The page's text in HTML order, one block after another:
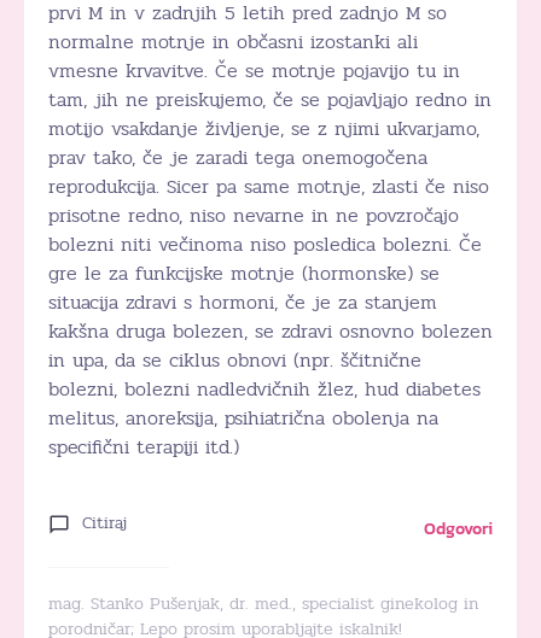
prvi M in v zadnjih 5 letih pred zadnjo M so
normalne motnje in občasni izostanki ali
vmesne krvavitve. Če se motnje pojavijo tu in
tam, jih ne preiskujemo, če se pojavljajo redno in
motijo vsakdanje življenje, se z njimi ukvarjamo,
prav tako, če je zaradi tega onemogočena
reprodukcija. Sicer pa same motnje, zlasti če niso
prisotne redno, niso nevarne in ne povzročajo
bolezni niti večinoma niso posledica bolezni. Če
gre le za funkcijske motnje (hormonske) se
situacija zdravi s hormoni, če je za stanjem
kakšna druga bolezen, se zdravi osnovno bolezen
in upa, da se ciklus obnovi (npr. ščitnične
bolezni, bolezni nadledvičnih žlez, hud diabetes
melitus, anoreksija, psihiatrična obolenja na
specifični terapiji itd.)
Citiraj Odgovori
mag. Stanko Pušenjak, dr. med., specialist ginekolog in
porodničar; Lepo prosim uporabljajte iskalnik!